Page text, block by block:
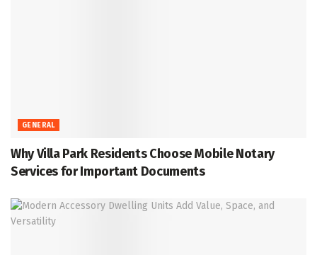
GENERAL
Why Villa Park Residents Choose Mobile Notary
Services for Important Documents